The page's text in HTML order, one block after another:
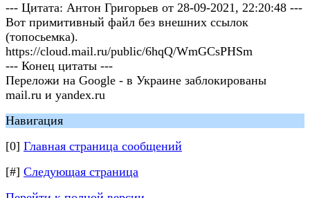
--- Цитата: Антон Григорьев от 28-09-2021, 22:20:48 ---
Вот примитивный файл без внешних ссылок
(топосьемка).
https://cloud.mail.ru/public/6hqQ/WmGCsPHSm
--- Конец цитаты ---
Переложи на Google - в Украине заблокированы
mail.ru и yandex.ru
Навигация
[0] Главная страница сообщений
[#] Следующая страница